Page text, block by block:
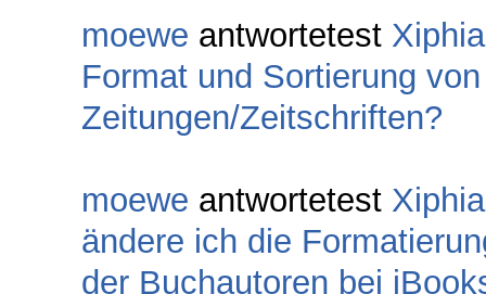
moewe antwortetest
Format und Sortierung
Zeitungen/Zeitschriften?
moewe antwortetest
ändere ich die
der Buchautoren bei